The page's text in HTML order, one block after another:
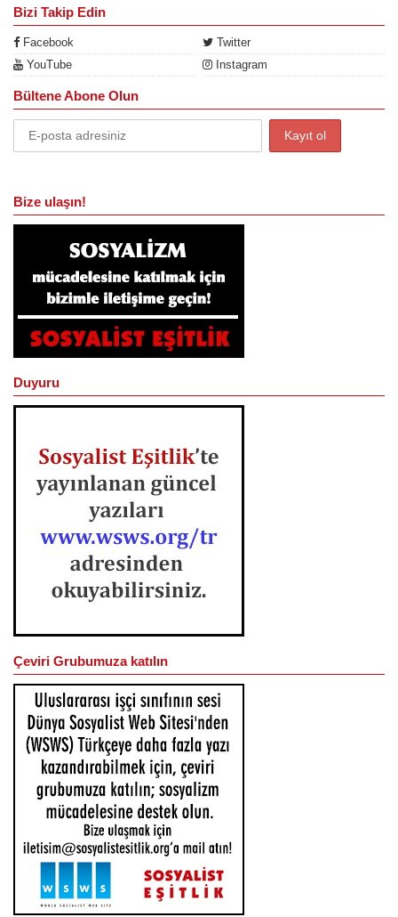
Bizi Takip Edin
Facebook
Twitter
YouTube
Instagram
Bültene Abone Olun
Bize ulaşın!
Duyuru
Çeviri Grubumuza katılın